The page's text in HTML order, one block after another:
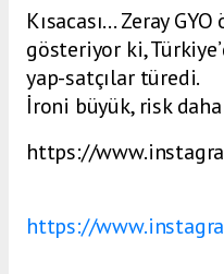
Kısacası… Zeray
gösteriyor ki,
yap-satçılar türedi.
İroni büyük, risk
https://
https://